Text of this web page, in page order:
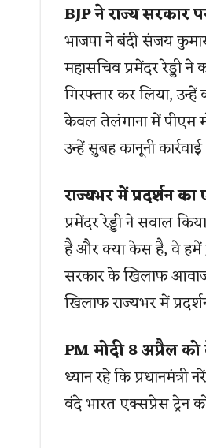
BJP ने राज्य सरकार
भाजपा ने बंदी संजय
महासचिव प्रमेंदर रेड्डी
गिरफ्तार कर लिया,
केवल तेलंगाना में पीएम
उन्हें सुबह कानूनी
राज्यभर में प्रदर्शन का
प्रमेंदर रेड्डी ने सवाल
है और क्या केस है, वे हमें
सरकार के खिलाफ आवाज
खिलाफ राज्यभर में
PM मोदी 8 अप्रैल
ध्यान रहे कि
वंदे भारत एक्सप्रेस ट्रेन